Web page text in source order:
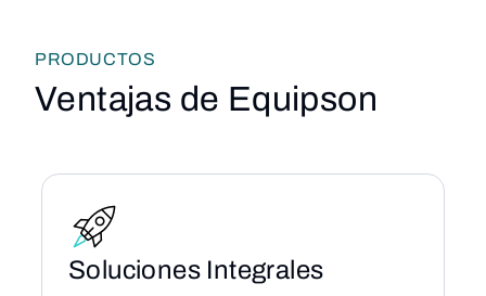
PRODUCTOS
Ventajas de Equipson
Soluciones Integrales